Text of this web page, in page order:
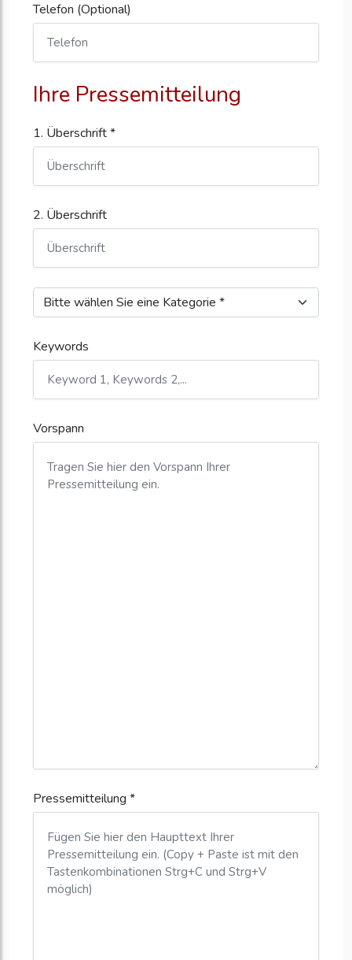
Telefon (Optional)
Ihre Pressemitteilung
1. Überschrift *
2. Überschrift
Keywords
Vorspann
Pressemitteilung *